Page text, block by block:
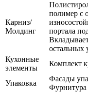
Карниз/
Молдинг
полимер с
портала
остальных
Кухонные
элементы
Комплект
Упаковка
Фасады
Фурнитура